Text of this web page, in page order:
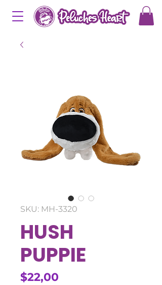
SKU: MH-3320
HUSH
PUPPIE
$22,00